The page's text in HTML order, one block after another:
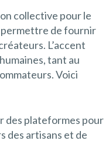
collective pour le
permettre de fournir
L’accent
tant au
Voici
des plateformes pour
des artisans et de